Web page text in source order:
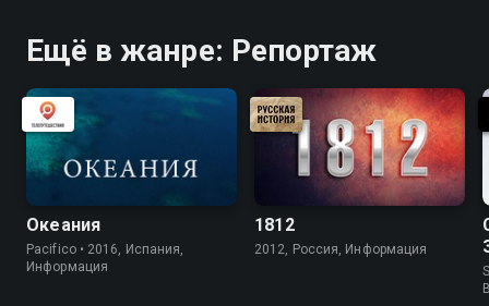
Ещё в жанре: Репортаж
Океания
Pacifico • 2016, Испания,
Информация
1812
2012, Россия, Информация